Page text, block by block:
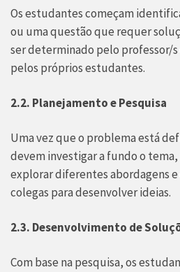
Os estudantes começam
ou uma questão que requer
ser determinado pelo professor/s
pelos próprios estudantes.
2.2. Planejamento e Pesquisa
Uma vez que o problema está
devem investigar a fundo o
explorar diferentes abordagens e
colegas para desenvolver ideias.
2.3. Desenvolvimento de
Com base na pesquisa, os